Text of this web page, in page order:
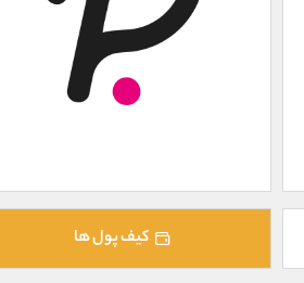
کیف پول ها